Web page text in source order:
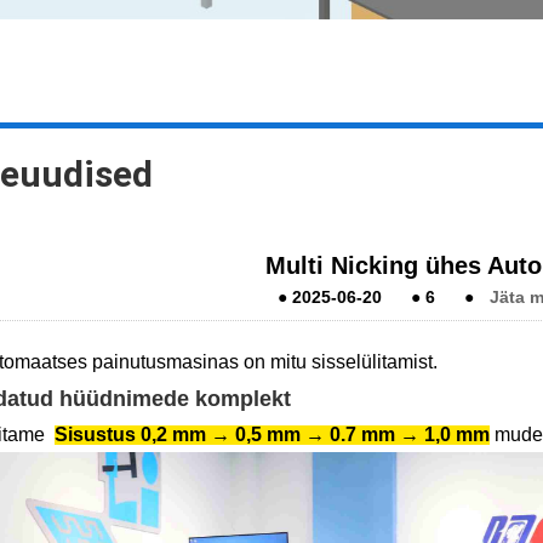
Multi Nicking ühes
● 2025-06-20 ● 6 ● Jäta
painutusmasinas on mitu sisselülitamist.
hüüdnimede komplekt
Sisustus 0,2 mm → 0,5 mm → 0.7 mm → 1,0 mm